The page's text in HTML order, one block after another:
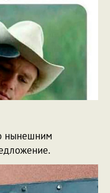
нынешним